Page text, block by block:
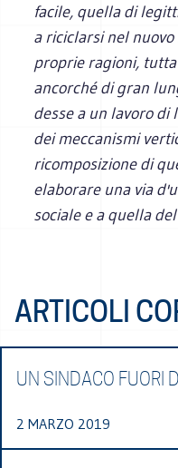
facile, quella di
a riciclarsi nel
proprie ragioni,
ancorché di gran
desse a un lavoro di
dei meccanismi
ricomposizione di
elaborare una via
sociale e a quella
ARTICOLI
UN SINDACO FUORI
2 MARZO 2019